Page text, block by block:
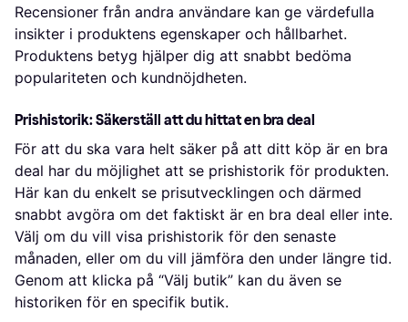
Recensioner från andra användare kan ge värdefulla
insikter i produktens egenskaper och hållbarhet.
Produktens betyg hjälper dig att snabbt bedöma
populariteten och kundnöjdheten.
Prishistorik: Säkerställ att du hittat en bra deal
För att du ska vara helt säker på att ditt köp är en bra
deal har du möjlighet att se prishistorik för produkten.
Här kan du enkelt se prisutvecklingen och därmed
snabbt avgöra om det faktiskt är en bra deal eller inte.
Välj om du vill visa prishistorik för den senaste
månaden, eller om du vill jämföra den under längre tid.
Genom att klicka på “Välj butik” kan du även se
historiken för en specifik butik.